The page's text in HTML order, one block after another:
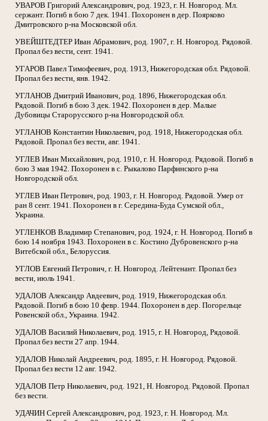
УВАРОВ Григорий Александрович, род. 1923, г. Н. Новгород. Мл.
сержант. Погиб в бою 7 дек. 1941. Похоронен в дер. Поярково
Дмитровского р-на Московской обл.
УВЕЙШТЕДТЕР Иван Абрамович, род. 1907, г. Н. Новгород. Рядовой.
Пропал без вести, сент. 1941.
УГАРОВ Павел Тимофеевич, род. 1913, Нижегородская обл. Рядовой.
Пропал без вести, янв. 1942.
УГЛАНОВ Дмитрий Иванович, род. 1896, Нижегородская обл.
Рядовой. Погиб в бою 3 дек. 1942. Похоронен в дер. Малые
Дубовицы Старорусского р-на Новгородской обл.
УГЛАНОВ Константин Николаевич, род. 1918, Нижегородская обл.
Рядовой. Пропал без вести, авг. 1941.
УГЛЕВ Иван Михайлович, род. 1910, г. Н. Новгород. Рядовой. Погиб в
бою 3 мая 1942. Похоронен в с. Рыкалово Парфинского р-на
Новгородской обл.
УГЛЕВ Иван Петрович, род. 1903, г. Н. Новгород. Рядовой. Умер от
ран 8 сент. 1941. Похоронен в г. Середина-Буда Сумской обл.,
Украина.
УГЛЕНКОВ Владимир Степанович, род. 1924, г. Н. Новгород. Погиб в
бою 14 ноября 1943. Похоронен в с. Костино Дубровенского р-на
Витебской обл., Белоруссия.
УГЛОВ Евгений Петрович, г. Н. Новгород. Лейтенант. Пропал без
вести, июль 1941.
УДАЛОВ Александр Авдеевич, род. 1919, Нижегородская обл.
Рядовой. Погиб в бою 10 февр. 1944. Похоронен в дер. Погорельце
Ровенской обл., Украина. 1942.
УДАЛОВ Василий Николаевич, род. 1915, г. Н. Новгород, Рядовой.
Пропал без вести 27 апр. 1944.
УДАЛОВ Николай Андреевич, род. 1895, г. Н. Новгород. Рядовой.
Пропал без вести 12 авг. 1942.
УДАЛОВ Петр Николаевич, род. 1921, Н. Новгород. Рядовой. Пропал
без вести.
УДАЧИН Сергей Александрович, род. 1923, г. Н. Новгород. Мл.